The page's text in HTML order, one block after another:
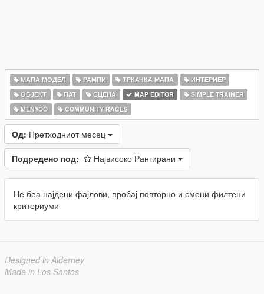
МАПА МОДЕЛ РАМПИ ТРКАЧКА МАПА
ИНТЕРИЕР
ОБЈЕКТ
ПАТ СЦЕНА MAP EDITOR
SIMPLE TRAINER
MENYOO
COMMUNITY RACES
Од: Претходниот месец
Подредено под: Највисоко Рангирани
Не беа најдени фајлови, пробај повторно и смени филтени
критериуми
Designed in Alderney
Made in Los Santos